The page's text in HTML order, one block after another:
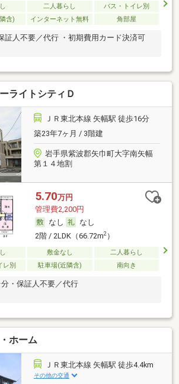
二人暮らし
バス・トイレ別
含)
インターネット無料 角部屋
証人不要／代行 ・初期費用カード決済可
ライトシティＤ
ＪＲ東北本線 矢幅駅 徒歩16分
築23年7ヶ月 / 3階建
岩手県紫波郡矢巾町大字南矢幅
第１４地割
5.70万円
管理費2,200円
なし
なし
2階 / 2LDK（66.72m2）
敷金なし
二人暮らし
レ別
駐車場(近隣含) 南向き
・保証人不要／代行
ホーム
ＪＲ東北本線 矢幅駅 徒歩4.4km
その他の交通